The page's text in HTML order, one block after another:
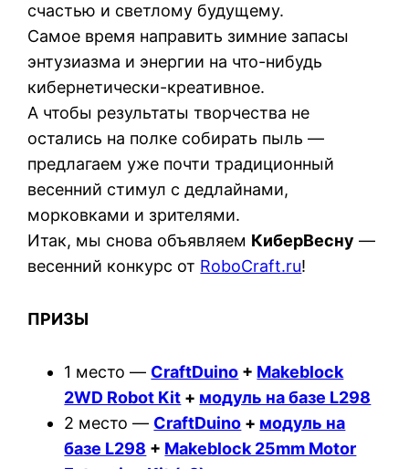
счастью и светлому будущему.
Самое время направить зимние запасы
энтузиазма и энергии на что-нибудь
кибернетически-креативное.
А чтобы результаты творчества не
остались на полке собирать пыль —
предлагаем уже почти традиционный
весенний стимул с дедлайнами,
морковками и зрителями.
Итак, мы снова объявляем КиберВесну —
весенний конкурс от RoboCraft.ru!
ПРИЗЫ
1 место — CraftDuino + Makeblock
2WD Robot Kit + модуль на базе L298
2 место — CraftDuino + модуль на
базе L298 + Makeblock 25mm Motor